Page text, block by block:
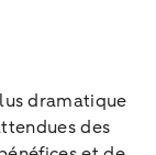
dramatique
des